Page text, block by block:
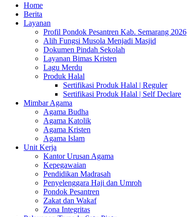
Home
Berita
Layanan
Profil Pondok Pesantren Kab. Semarang 2026
Alih Fungsi Musola Menjadi Masjid
Dokumen Pindah Sekolah
Layanan Bimas Kristen
Lagu Merdu
Produk Halal
Sertifikasi Produk Halal | Reguler
Sertifikasi Produk Halal | Self Declare
Mimbar Agama
Agama Budha
Agama Katolik
Agama Kristen
Agama Islam
Unit Kerja
Kantor Urusan Agama
Kepegawaian
Pendidikan Madrasah
Penyelenggara Haji dan Umroh
Pondok Pesantren
Zakat dan Wakaf
Zona Integritas